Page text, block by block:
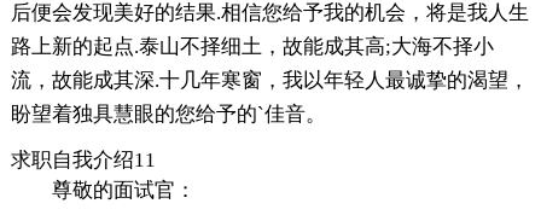
后便会发现美好的结果.相信您给予我的机会，将是我人生
路上新的起点.泰山不择细土，故能成其高;大海不择小
流，故能成其深.十几年寒窗，我以年轻人最诚挚的渴望，
盼望着独具慧眼的您给予的`佳音。
求职自我介绍11
尊敬的面试官：